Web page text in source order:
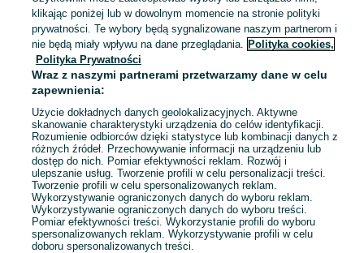
Łabowiec
30 lipca 2026
.050 50E – kompatybilny 91NP-3
35,20 zł z Pakietem Ochronnym
Łabowa
27 lipca 2026
1 2 3 4 5
klikając poniżej lub w dowolnym momencie na stronie polityki
prywatności. Te wybory będą sygnalizowane naszym partnerom i
nie będą miały wpływu na dane przeglądania. Polityka cookies,
Polityka Prywatności
Wraz z naszymi partnerami przetwarzamy dane w celu
zapewnienia:
Użycie dokładnych danych geolokalizacyjnych. Aktywne
skanowanie charakterystyki urządzenia do celów identyfikacji.
Rozumienie odbiorców dzięki statystyce lub kombinacji danych z
różnych źródeł. Przechowywanie informacji na urządzeniu lub
dostęp do nich. Pomiar efektywności reklam. Rozwój i
ulepszanie usług. Tworzenie profili w celu personalizacji treści.
Tworzenie profili w celu spersonalizowanych reklam.
Wykorzystywanie ograniczonych danych do wyboru reklam.
Wykorzystywanie ograniczonych danych do wyboru treści.
Pomiar efektywności treści. Wykorzystanie profili do wyboru
spersonalizowanych reklam. Wykorzystywanie profili w celu
doboru spersonalizowanych treści.